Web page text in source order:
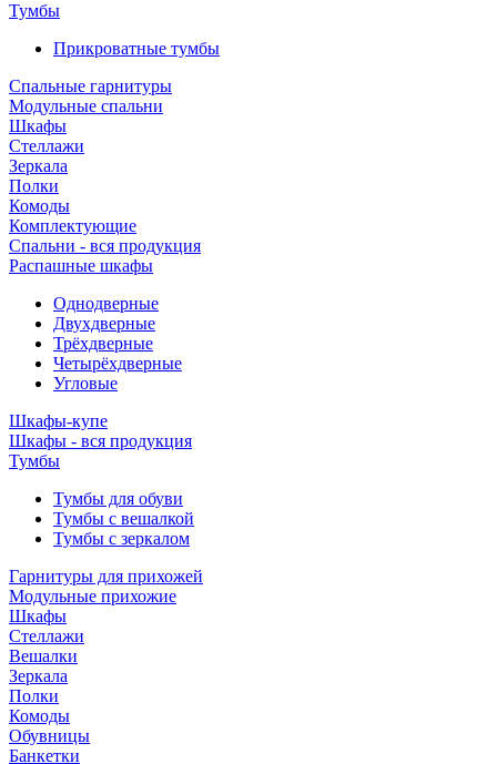
Тумбы
Прикроватные тумбы
Спальные гарнитуры
Модульные спальни
Шкафы
Стеллажи
Зеркала
Полки
Комоды
Комплектующие
Спальни - вся продукция
Распашные шкафы
Однодверные
Двухдверные
Трёхдверные
Четырёхдверные
Угловые
Шкафы-купе
Шкафы - вся продукция
Тумбы
Тумбы для обуви
Тумбы с вешалкой
Тумбы с зеркалом
Гарнитуры для прихожей
Модульные прихожие
Шкафы
Стеллажи
Вешалки
Зеркала
Полки
Комоды
Обувницы
Банкетки